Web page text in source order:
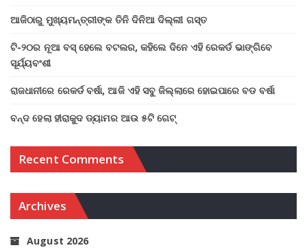
ଆଜିଠାରୁ ମୁଖ୍ୟମନ୍ତ୍ରୀଙ୍କ ତିନି ଦିନିଆ ଦିଲ୍ଲୀ ଗସ୍ତ
ଟି-୨୦ର ନୂଆ ବସ୍ ହେଲେ ବଟଲର, କହିଲେ ଦିନେ ଏହି ରେକର୍ଡ ଭାଙ୍ଗିବେ
ସୂର୍ଯ୍ୟବଂଶୀ
ରାଜଧାନୀରେ ରେକର୍ଡ ବର୍ଷା, ଆଜି ଏହି ସବୁ ଜିଲ୍ଲାରେ ହୋଇପାରେ ବଡ ବର୍ଷା
ବନ୍ଦ ହେଲା ହୀରାକୁଦ ଡ୍ୟାମର ଆଉ ୫ଟି ଗେଟ୍
Recent Comments
Archives
August 2026